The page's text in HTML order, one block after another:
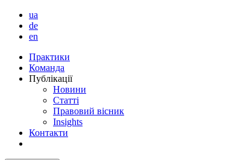
ua
de
en
Практики
Команда
Публікації
Новини
Статті
Правовий вісник
Insights
Контакти